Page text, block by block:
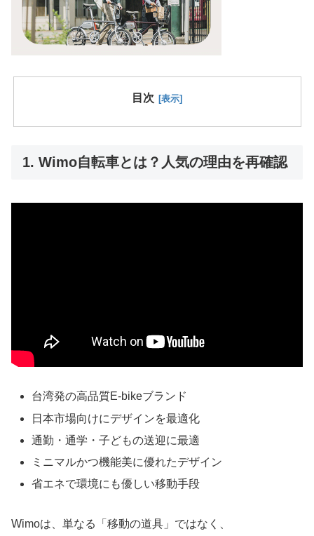
目次
1. Wimo自転車とは？人気の理由を再確認
台湾発の高品質E-bikeブランド
日本市場向けにデザインを最適化
通勤・通学・子どもの送迎に最適
ミニマルかつ機能美に優れたデザイン
省エネで環境にも優しい移動手段
Wimoは、単なる「移動の道具」ではなく、